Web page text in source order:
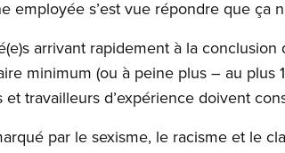
employée s’est vue répondre que ça
arrivant rapidement à la
minimum (ou à peine plus – au plus
travailleurs d’expérience doivent
par le sexisme, le racisme et le